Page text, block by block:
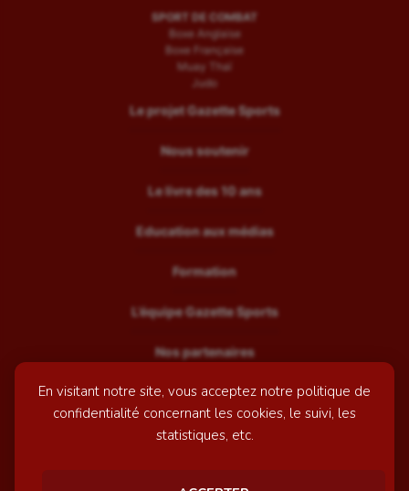
En visitant notre site, vous acceptez notre politique de
confidentialité concernant les cookies, le suivi, les
statistiques, etc.
SPORT DE COMBAT
Boxe Anglaise
Boxe Française
Muay Thaï
Judo
Le projet Gazette Sports
Nous soutenir
Le livre des 10 ans
Education aux médias
Formation
L’équipe Gazette Sports
Nos partenaires
Recrutement
Mentions légales